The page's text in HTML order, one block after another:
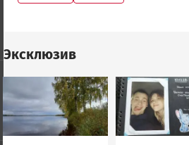
Эксклюзив
Image